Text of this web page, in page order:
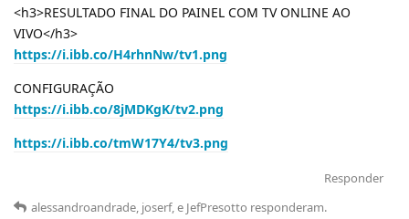
<h3>RESULTADO FINAL DO PAINEL COM TV ONLINE AO
VIVO</h3>
https://i.ibb.co/H4rhnNw/tv1.png
CONFIGURAÇÃO
https://i.ibb.co/8jMDKgK/tv2.png
https://i.ibb.co/tmW17Y4/tv3.png
Responder
alessandroandrade, joserf, e JefPresotto responderam.